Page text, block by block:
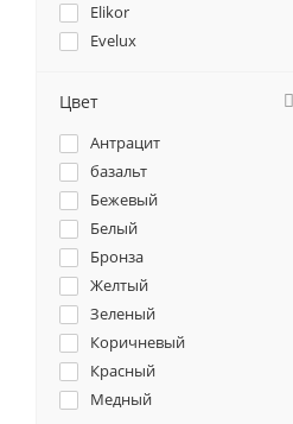
Elikor
Evelux
Faber
Franke
GEFEST
Gorenje
GRAUDE
Haier
Hiberg
HOMSair
il Monte
Jackys
Jet Air
Цвет
Антрацит
базальт
Бежевый
Белый
Бронза
Желтый
Зеленый
Коричневый
Красный
Медный